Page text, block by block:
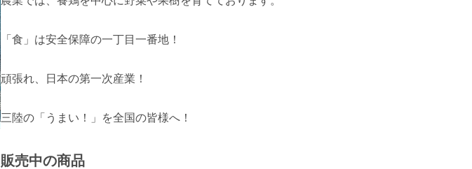
「食」は安全保障の一丁目一番地！
頑張れ、日本の第一次産業！
三陸の「うまい！」を全国の皆様へ！
販売中の商品